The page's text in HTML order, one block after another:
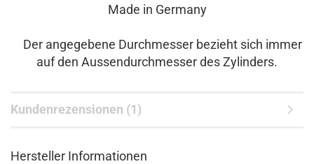
Made in Germany
Der angegebene Durchmesser bezieht sich immer
auf den Aussendurchmesser des Zylinders.
Kundenrezensionen (1)
Hersteller Informationen